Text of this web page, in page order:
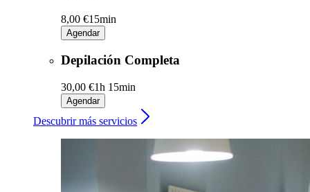
8,00 €15min
Agendar
Depilación Completa
30,00 €1h 15min
Agendar
Descubrir más servicios